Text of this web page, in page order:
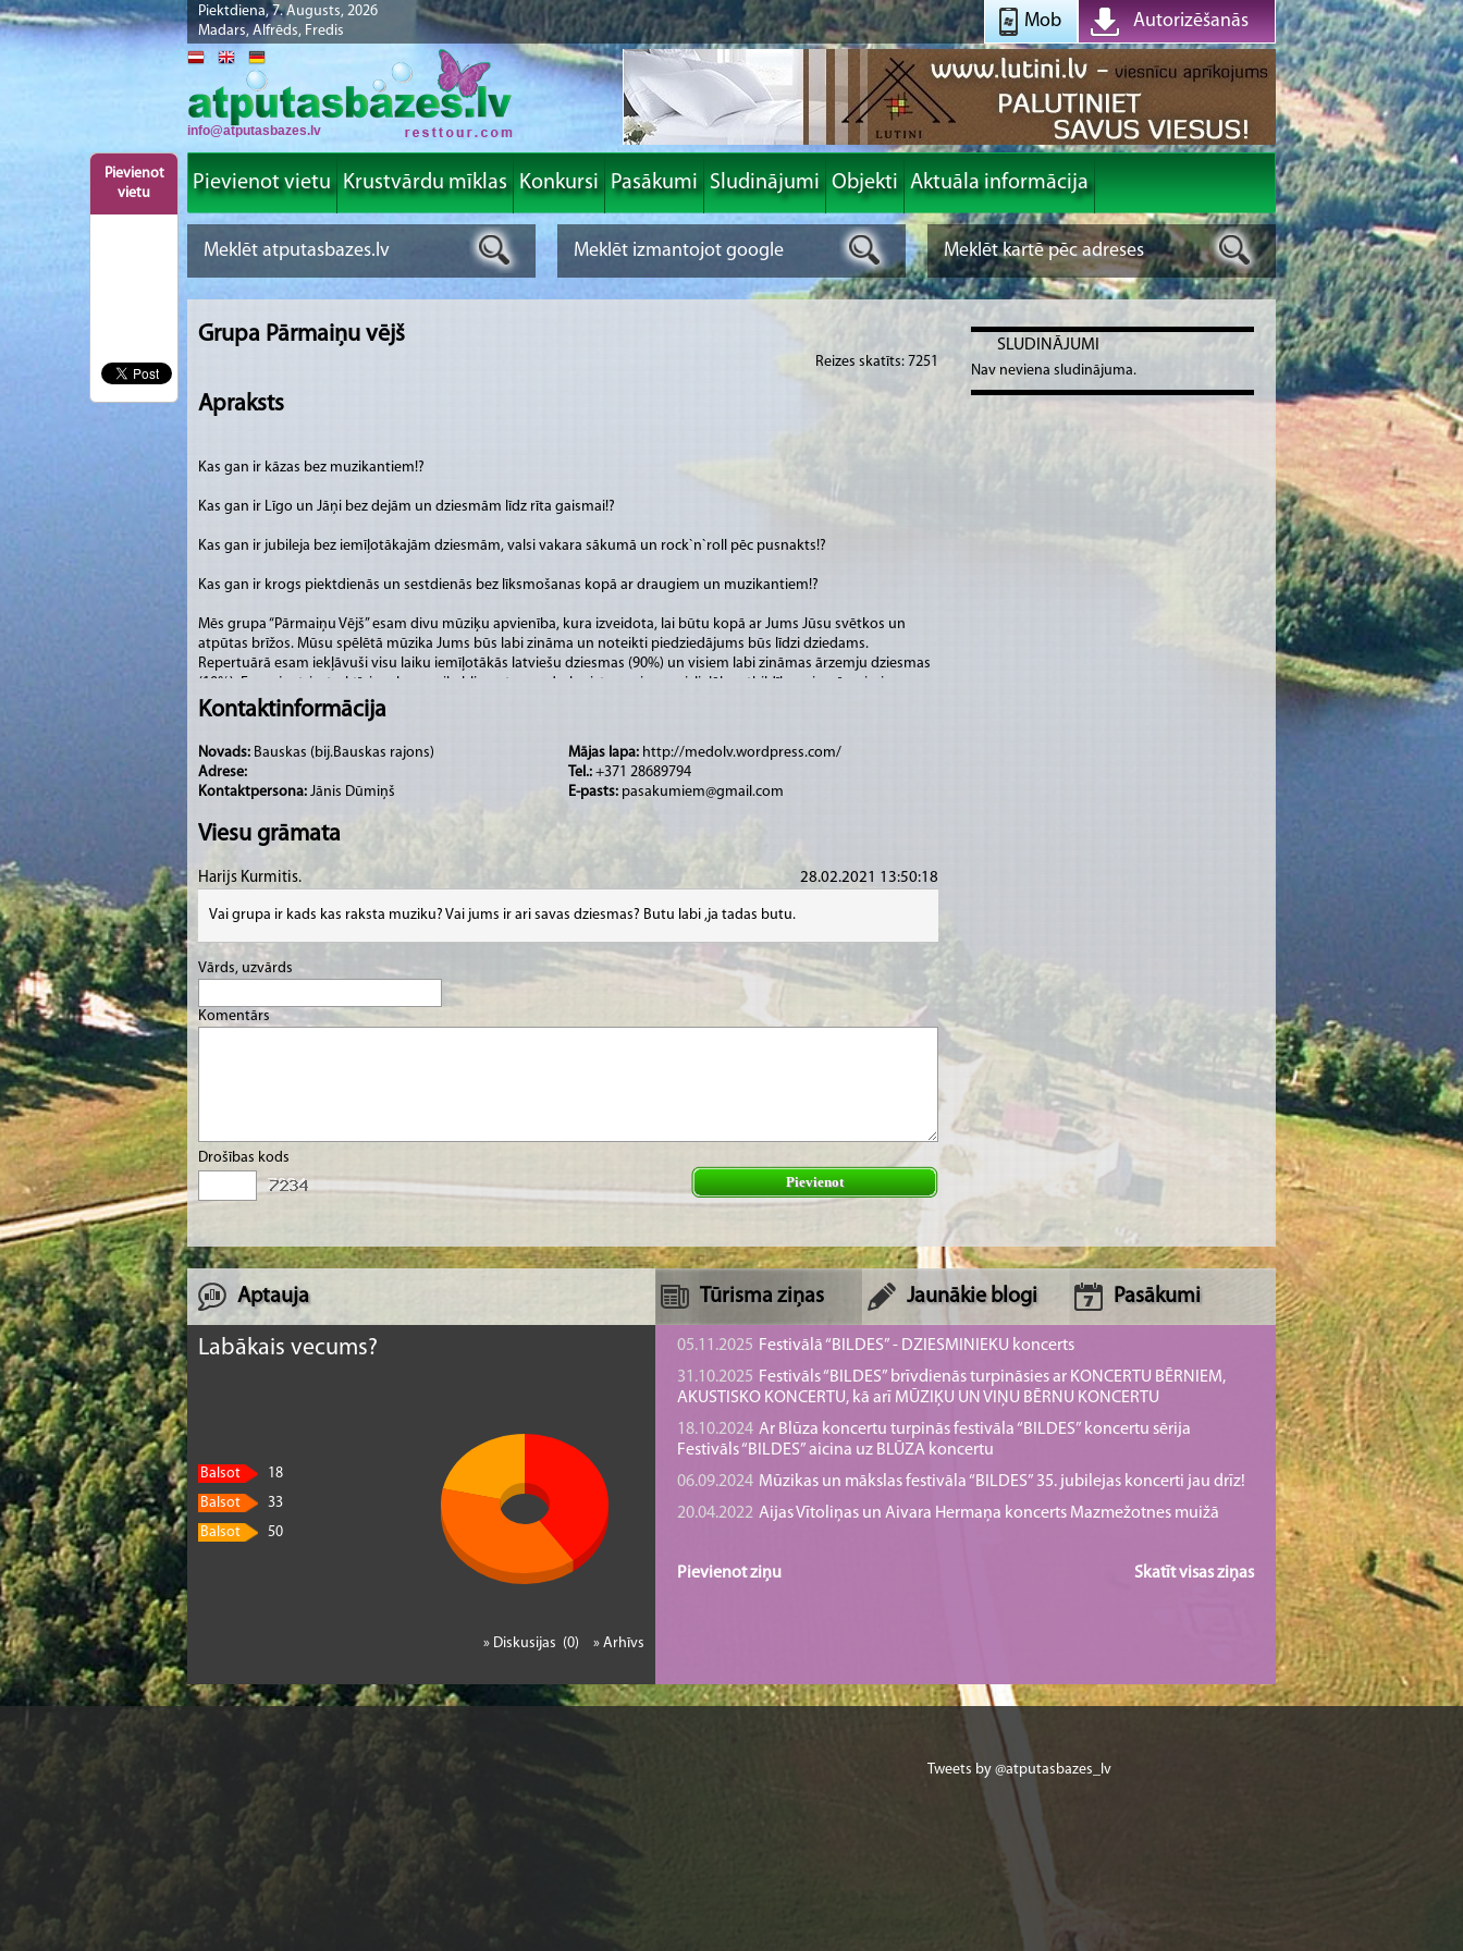
Piektdiena, 7. Augusts, 2026
Madars, Alfrēds, Fredis
Autorizēšanās
Mob
Pievienot
vietu
info@atputasbazes.lv
Pievienot vietu Krustvārdu mīklas Konkursi Pasākumi Sludinājumi Objekti Aktuāla informācija
Grupa Pārmaiņu vējš
Reizes skatīts: 7251
Apraksts
Kas gan ir kāzas bez muzikantiem!?
Kas gan ir Līgo un Jāņi bez dejām un dziesmām līdz rīta gaismai!?
Kas gan ir jubileja bez iemīļotākajām dziesmām, valsi vakara sākumā un rock`n`roll pēc pusnakts!?
Kas gan ir krogs piektdienās un sestdienās bez līksmošanas kopā ar draugiem un muzikantiem!?
Mēs grupa “Pārmaiņu Vējš” esam divu mūziķu apvienība, kura izveidota, lai būtu kopā ar Jums Jūsu svētkos un
atpūtas brīžos. Mūsu spēlētā mūzika Jums būs labi zināma un noteikti piedziedājums būs līdzi dziedams.
Repertuārā esam iekļāvuši visu laiku iemīļotākās latviešu dziesmas (90%) un visiem labi zināmas ārzemju dziesmas
(10%). Esam jautri, atraktīvi un komunikabli, pret savu darbu izturamies ar vislielāko atbildību, piemērosimies
dažādu vecumu auditorijai un muzikālajām gaumēm.
Iespējami dažādi sastāva papildinājumi, sievietes vokāls, “dzīvais” sastāvs. Sniedzam arī koncertus izpildot dažādus
pasaules un pašmāju hitus.
Ir sava skaņas un gaismas aparatūra gan mazām telpām, gan lieliem kultūras namiem vai estrādēm.
Par cenām vienosimies!
Kontaktinformācija
Novads: Bauskas (bij.Bauskas rajons)
Adrese:
Kontaktpersona: Jānis Dūmiņš
Mājas lapa: http://medolv.wordpress.com/
Tel.: +371 28689794
E-pasts: pasakumiem@gmail.com
Viesu grāmata
Harijs Kurmitis. 28.02.2021 13:50:18
Vai grupa ir kads kas raksta muziku? Vai jums ir ari savas dziesmas? Butu labi ,ja tadas butu.
Vārds, uzvārds
Komentārs
Drošības kods
Pievienot
SLUDINĀJUMI
Nav neviena sludinājuma.
Aptauja
Labākais vecums?
Balsot
18
Balsot
33
Balsot
50
» Arhīvs
» Diskusijas (0)
Tūrisma ziņas Jaunākie blogi Pasākumi
05.11.2025 Festivālā “BILDES” - DZIESMINIEKU koncerts
31.10.2025 Festivāls “BILDES” brīvdienās turpināsies ar KONCERTU BĒRNIEM,
AKUSTISKO KONCERTU, kā arī MŪZIĶU UN VIŅU BĒRNU KONCERTU
18.10.2024 Ar Blūza koncertu turpinās festivāla “BILDES” koncertu sērija
Festivāls “BILDES” aicina uz BLŪZA koncertu
06.09.2024 Mūzikas un mākslas festivāla “BILDES” 35. jubilejas koncerti jau drīz!
20.04.2022 Aijas Vītoliņas un Aivara Hermaņa koncerts Mazmežotnes muižā
Skatīt visas ziņas
Pievienot ziņu
Tweets by @atputasbazes_lv